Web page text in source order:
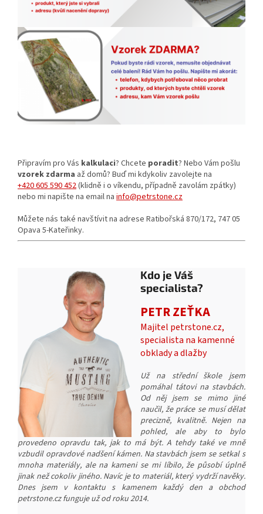
Připravím pro Vás kalkulaci? Chcete poradit? Nebo Vám pošlu
vzorek zdarma až domů? Buď mi kdykoliv zavolejte na
+420 605 590 452(klidně i o víkendu, případně zavolám zpátky)
nebo mi napište na email na info@petrstone.cz
Můžete nás také navštívit na adrese Ratibořská 870/172, 747 05
Opava 5-Kateřinky.
Kdo je Váš
specialista?
PETR ZEŤKA
Majitel petrstone.cz,
specialista na kamenné
obklady a dlažby
Už na střední škole jsem
pomáhal tátovi na stavbách.
Od něj jsem se mimo jiné
naučil, že práce se musí dělat
precizně, kvalitně. Nejen na
pohled, ale aby to bylo
provedeno opravdu tak, jak to má být. A tehdy také ve mně
vzbudil opravdové nadšení kámen. Na stavbách jsem se setkal s
mnoha materiály, ale na kameni se mi líbilo, že působí úplně
jinak než cokoliv jiného. Navíc je to materiál, který vydrží navěky.
Dnes jsem v kontaktu s kamenem každý den a obchod
petrstone.cz funguje už od roku 2014.